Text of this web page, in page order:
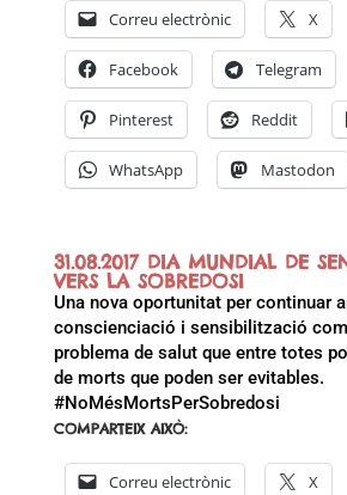
Correu electrònic X
Facebook Telegram
Pinterest Reddit
WhatsApp Mastodon
31.08.2017 DIA MUNDIAL DE
VERS LA SOBREDOSI
Una nova oportunitat per continuar
conscienciació i sensibilització
problema de salut que entre totes
de morts que poden ser evitables.
#NoMésMortsPerSobredosi
COMPARTEIX AIXÒ:
Correu electrònic X